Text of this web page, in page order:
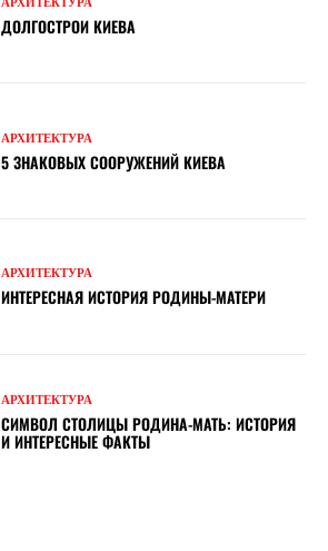
ДОЛГОСТРОИ КИЕВА
АРХИТЕКТУРА
5 ЗНАКОВЫХ СООРУЖЕНИЙ КИЕВА
АРХИТЕКТУРА
ИНТЕРЕСНАЯ ИСТОРИЯ РОДИНЫ-МАТЕРИ
АРХИТЕКТУРА
СИМВОЛ СТОЛИЦЫ РОДИНА-МАТЬ: ИСТОРИЯ
И ИНТЕРЕСНЫЕ ФАКТЫ